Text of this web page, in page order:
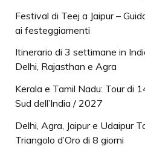
Festival di Teej a Jaipur –
ai festeggiamenti
Itinerario di 3 settimane in
Delhi, Rajasthan e Agra
Kerala e Tamil Nadu: Tour di
Sud dell’India / 2027
Delhi, Agra, Jaipur e Udaipur
Triangolo d’Oro di 8 giorni